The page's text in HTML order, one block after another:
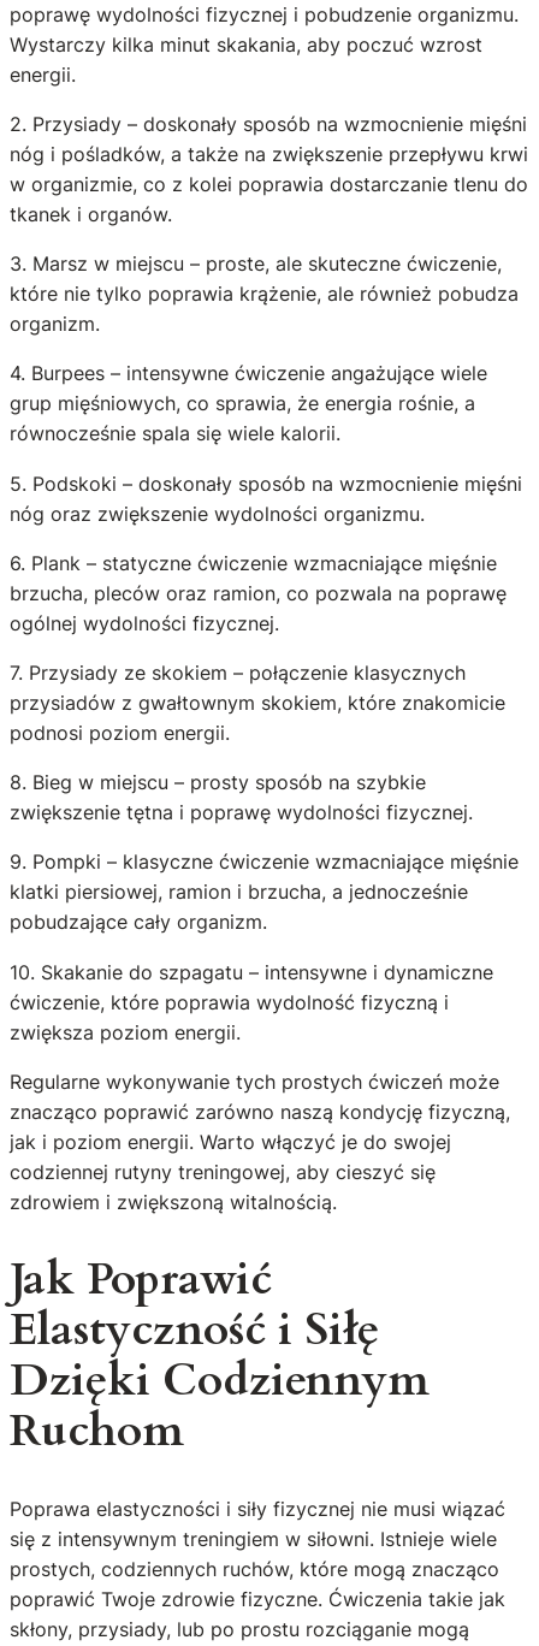
poprawę wydolności fizycznej i pobudzenie organizmu.
Wystarczy kilka minut skakania, aby poczuć wzrost
energii.
2. Przysiady – doskonały sposób na wzmocnienie mięśni
nóg i pośladków, a także na zwiększenie przepływu krwi
w organizmie, co z kolei poprawia dostarczanie tlenu do
tkanek i organów.
3. Marsz w miejscu – proste, ale skuteczne ćwiczenie,
które nie tylko poprawia krążenie, ale również pobudza
organizm.
4. Burpees – intensywne ćwiczenie angażujące wiele
grup mięśniowych, co sprawia, że energia rośnie, a
równocześnie spala się wiele kalorii.
5. Podskoki – doskonały sposób na wzmocnienie mięśni
nóg oraz zwiększenie wydolności organizmu.
6. Plank – statyczne ćwiczenie wzmacniające mięśnie
brzucha, pleców oraz ramion, co pozwala na poprawę
ogólnej wydolności fizycznej.
7. Przysiady ze skokiem – połączenie klasycznych
przysiadów z gwałtownym skokiem, które znakomicie
podnosi poziom energii.
8. Bieg w miejscu – prosty sposób na szybkie
zwiększenie tętna i poprawę wydolności fizycznej.
9. Pompki – klasyczne ćwiczenie wzmacniające mięśnie
klatki piersiowej, ramion i brzucha, a jednocześnie
pobudzające cały organizm.
10. Skakanie do szpagatu – intensywne i dynamiczne
ćwiczenie, które poprawia wydolność fizyczną i
zwiększa poziom energii.
Regularne wykonywanie tych prostych ćwiczeń może
znacząco poprawić zarówno naszą kondycję fizyczną,
jak i poziom energii. Warto włączyć je do swojej
codziennej rutyny treningowej, aby cieszyć się
zdrowiem i zwiększoną witalnością.
Jak Poprawić
Elastyczność i Siłę
Dzięki Codziennym
Ruchom
Poprawa elastyczności i siły fizycznej nie musi wiązać
się z intensywnym treningiem w siłowni. Istnieje wiele
prostych, codziennych ruchów, które mogą znacząco
poprawić Twoje zdrowie fizyczne. Ćwiczenia takie jak
skłony, przysiady, lub po prostu rozciąganie mogą